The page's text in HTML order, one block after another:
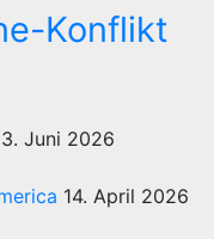
Konflikt
Juni 2026
14. April 2026